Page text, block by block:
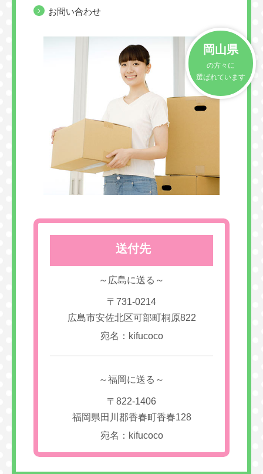
お問い合わせ
岡山県
の方々に
選ばれています
送付先
～広島に送る～
〒731-0214
広島市安佐北区可部町桐原822
宛名：kifucoco
～福岡に送る～
〒822-1406
福岡県田川郡香春町香春128
宛名：kifucoco